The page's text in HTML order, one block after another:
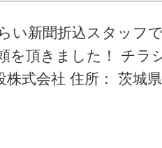
い新聞折込スタッフ
を頂きました！ チラ
株式会社 住所： 茨城